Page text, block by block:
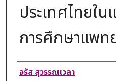
ประเทศไทยใ
การศึกษาแพท
Authors
จรัส สุวรรณเวลา